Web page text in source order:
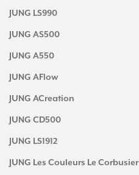
JUNG LS990
JUNG AS500
JUNG A550
JUNG AFlow
JUNG ACreation
JUNG CD500
JUNG LS1912
JUNG Les Couleurs Le Corbusier